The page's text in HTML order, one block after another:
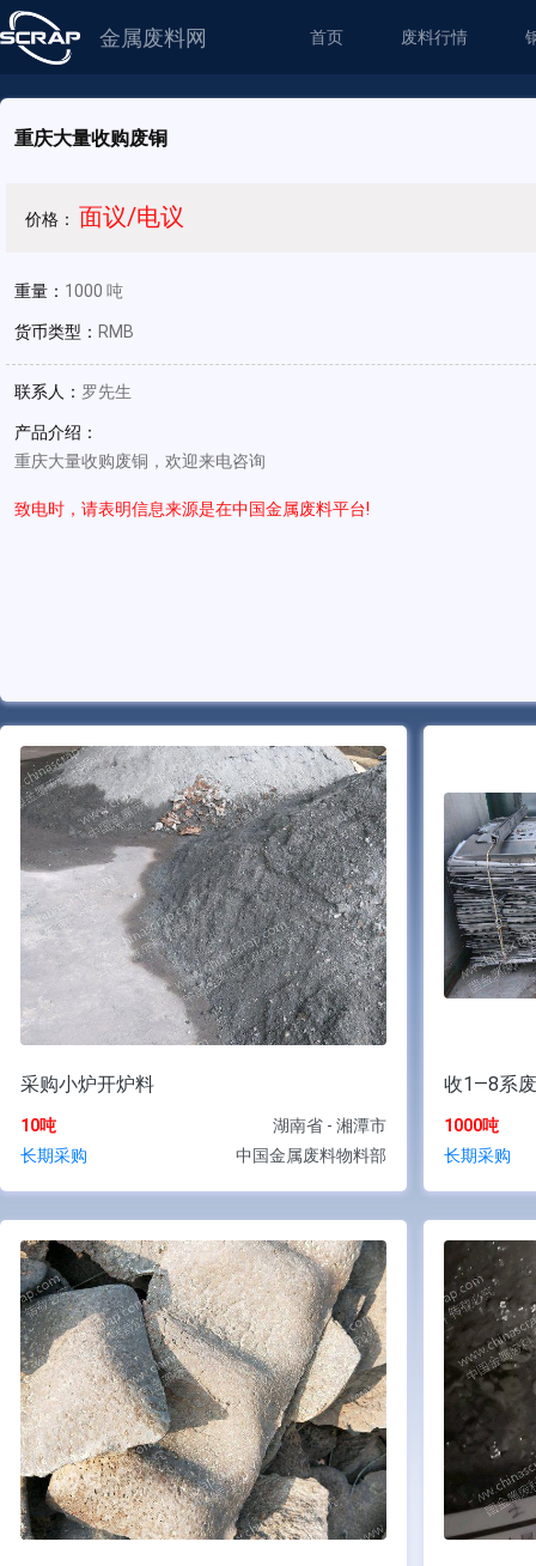
金属废料网 首页 废料行情
重庆大量收购废铜
价格： 面议/电议
重量： 1000 吨
货币类型： RMB
联系人： 罗先生
产品介绍：
重庆大量收购废铜，欢迎来电咨询
致电时，请表明信息来源是在中国金属废料平台!
采购小炉开炉料
10吨
湖南省 - 湘潭市
长期采购
中国金属废料物料部
收1—8系
1000吨
长期采购